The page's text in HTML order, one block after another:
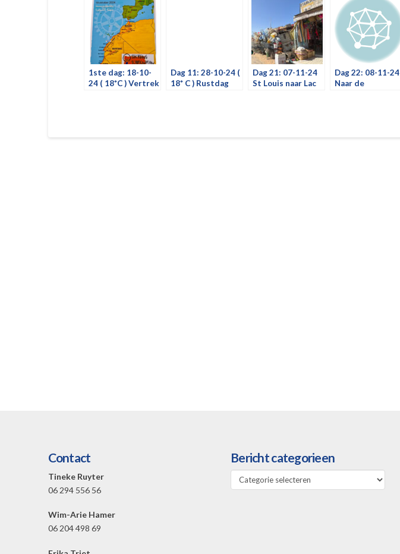
1ste dag: 18-10-
24 ( 18*C ) Vertrek
Dag 11: 28-10-24 (
18* C ) Rustdag
Dag 21: 07-11-24
St Louis naar Lac
Dag 22: 08-11-24
Naar de
Contact
Tineke Ruyter
06 294 556 56
Wim-Arie Hamer
06 204 498 69
Bericht categorieen
Bericht
categorieen